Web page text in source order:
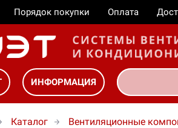
Порядок покупки Оплата
ИНФОРМАЦИЯ
Каталог Вентиляционные